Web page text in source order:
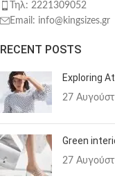
Τηλ: 2221309052
Email: info@kingsizes.gr
RECENT POSTS
Exploring
27
Green
27